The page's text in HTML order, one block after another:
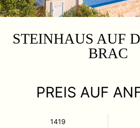
STEINHAUS AUF
BRAC
PREIS AUF
1419